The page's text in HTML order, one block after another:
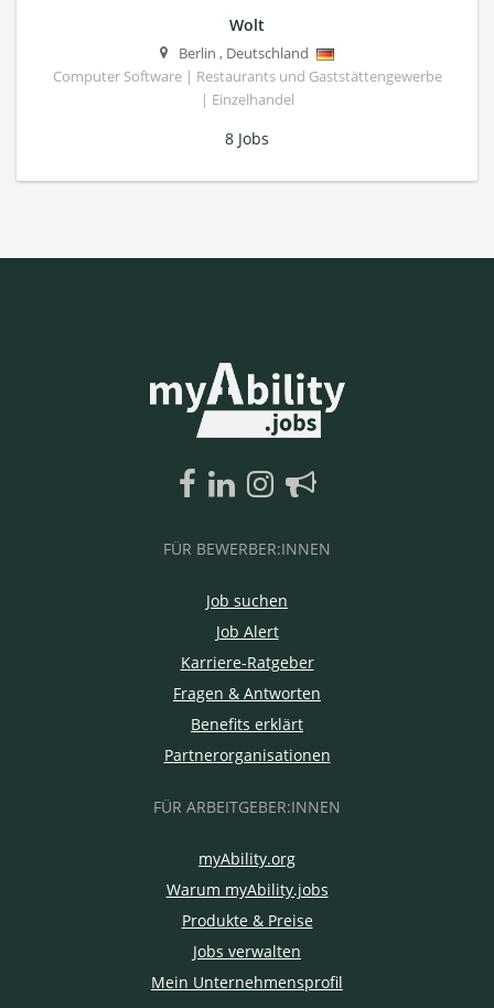
Wolt
Berlin , Deutschland
Computer Software | Restaurants und Gaststättengewerbe
| Einzelhandel
8 Jobs
FÜR BEWERBER:INNEN
Job suchen
Job Alert
Karriere-Ratgeber
Fragen & Antworten
Benefits erklärt
Partnerorganisationen
FÜR ARBEITGEBER:INNEN
myAbility.org
Warum myAbility.jobs
Produkte & Preise
Jobs verwalten
Mein Unternehmensprofil